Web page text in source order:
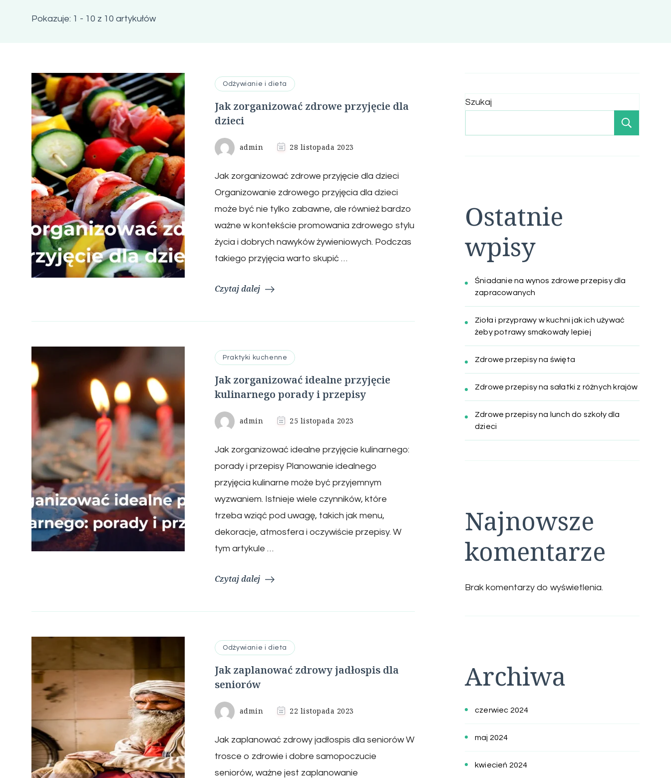
Pokazuje: 1 - 10 z 10 artykułów
Odżywianie i dieta
Jak zorganizować zdrowe przyjęcie dla
dzieci
admin 28 listopada 2023
Jak zorganizować zdrowe przyjęcie dla dzieci
Organizowanie zdrowego przyjęcia dla dzieci
może być nie tylko zabawne, ale również bardzo
ważne w kontekście promowania zdrowego stylu
życia i dobrych nawyków żywieniowych. Podczas
takiego przyjęcia warto skupić …
Czytaj dalej
Praktyki kuchenne
Jak zorganizować idealne przyjęcie
kulinarnego porady i przepisy
admin 25 listopada 2023
Jak zorganizować idealne przyjęcie kulinarnego:
porady i przepisy Planowanie idealnego
przyjęcia kulinarne może być przyjemnym
wyzwaniem. Istnieje wiele czynników, które
trzeba wziąć pod uwagę, takich jak menu,
dekoracje, atmosfera i oczywiście przepisy. W
tym artykule …
Czytaj dalej
Odżywianie i dieta
Jak zaplanować zdrowy jadłospis dla
seniorów
admin 22 listopada 2023
Jak zaplanować zdrowy jadłospis dla seniorów W
trosce o zdrowie i dobre samopoczucie
seniorów, ważne jest zaplanowanie
Szukaj
Ostatnie
wpisy
Śniadanie na wynos zdrowe przepisy dla
zapracowanych
Zioła i przyprawy w kuchni jak ich używać
żeby potrawy smakowały lepiej
Zdrowe przepisy na święta
Zdrowe przepisy na sałatki z różnych krajów
Zdrowe przepisy na lunch do szkoły dla
dzieci
Najnowsze
komentarze
Brak komentarzy do wyświetlenia.
Archiwa
czerwiec 2024
maj 2024
kwiecień 2024